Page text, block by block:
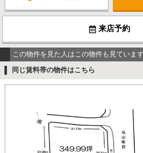
来店予約
この物件を見た人はこの物件も見ています
同じ賃料帯の物件はこちら